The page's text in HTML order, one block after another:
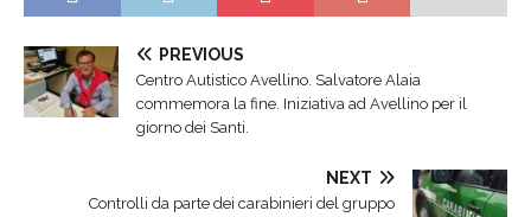
PREVIOUS
Centro Autistico Avellino. Salvatore Alaia
commemora la fine. Iniziativa ad Avellino per il
giorno dei Santi.
NEXT
Controlli da parte dei carabinieri del gruppo